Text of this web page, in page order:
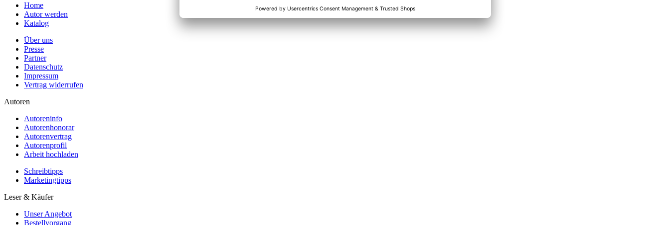
Home
Autor werden
Katalog
Über uns
Presse
Partner
Datenschutz
Impressum
Vertrag widerrufen
Autoren
Autoreninfo
Autorenhonorar
Autorenvertrag
Autorenprofil
Arbeit hochladen
Schreibtipps
Marketingtipps
Leser & Käufer
Unser Angebot
Bestellvorgang